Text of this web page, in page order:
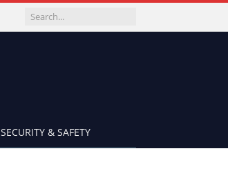
SECURITY & SAFETY